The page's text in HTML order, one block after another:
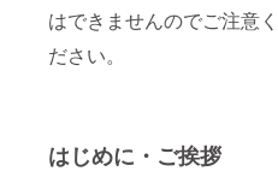
はできませんのでご注意く
ださい。
はじめに・ご挨拶